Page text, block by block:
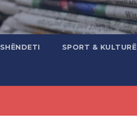
SHËNDETI SPORT & KULTURË